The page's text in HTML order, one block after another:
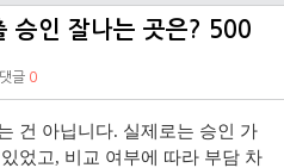
승인 잘나는 곳은? 500
댓글 0
건 아닙니다. 실제로는 승인 가
었고, 비교 여부에 따라 부담 차